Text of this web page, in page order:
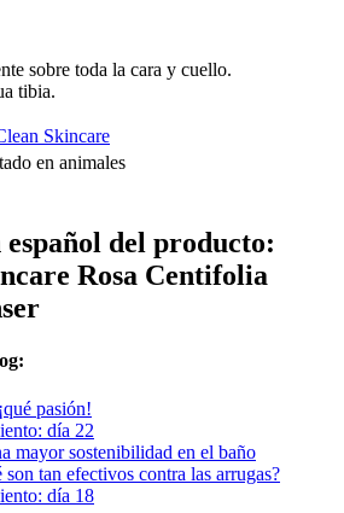
sobre toda la cara y cuello.
tibia.
Skincare
en animales
del producto:
Rosa Centifolia
pasión!
día 22
mayor sostenibilidad en el baño
tan efectivos contra las arrugas?
día 18